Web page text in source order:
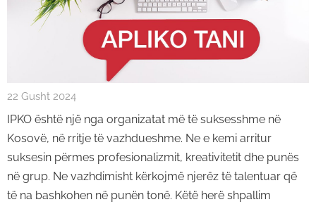
22 Gusht 2024
IPKO është një nga organizatat më të suksesshme në
Kosovë, në rritje të vazhdueshme. Ne e kemi arritur
suksesin përmes profesionalizmit, kreativitetit dhe punës
në grup. Ne vazhdimisht kërkojmë njerëz të talentuar që
të na bashkohen në punën tonë. Këtë herë shpallim